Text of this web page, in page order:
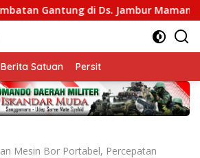
Gantung di Ds. Jambur Mamang Aceh
Berita Satuan Persit
Mesin Bor Portabel, Percepatan